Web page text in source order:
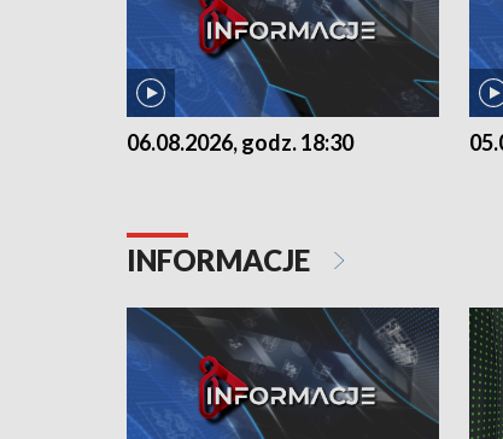
06.08.2026, godz. 18:30
INFORMACJE